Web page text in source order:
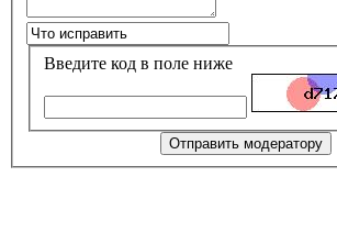
Введите код в поле ниже
Отправить модератору